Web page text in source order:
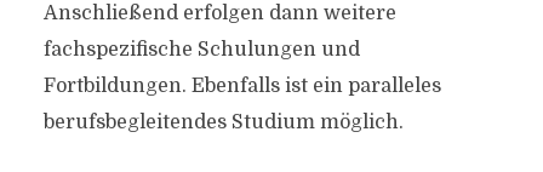
Anschließend erfolgen dann weitere
fachspezifische Schulungen und
Fortbildungen. Ebenfalls ist ein paralleles
berufsbegleitendes Studium möglich.